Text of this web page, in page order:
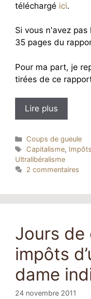
téléchargé ici.
Si vous n'avez
35 pages du
Pour ma part, je
tirées de ce
Lire plus
Catégories
Coups de gueule
Étiquettes
Capitalisme, Impôts
Ultralibéralisme
2 commentaires
Jours de
impôts
dame
24 novembre 2011